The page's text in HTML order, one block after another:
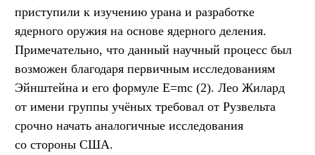
приступили к изучению урана и разработке
ядерного оружия на основе ядерного деления.
Примечательно, что данный научный процесс был
возможен благодаря первичным исследованиям
Эйнштейна и его формуле E=mc (2). Лео Жилард
от имени группы учёных требовал от Рузвельта
срочно начать аналогичные исследования
со стороны США.